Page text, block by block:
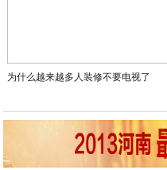
为什么越来越多人装修不要电视了